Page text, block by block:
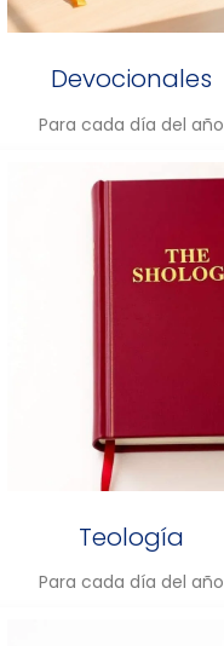
Devocionales
Para cada día del año
Teología
Para cada día del año